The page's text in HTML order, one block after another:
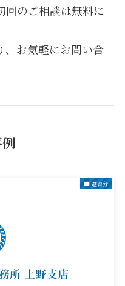
のご相談は無料に
お気軽にお問い合
遺留分